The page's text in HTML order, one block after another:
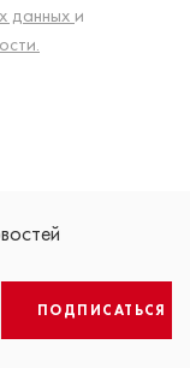
данных и
ПОДПИСАТЬСЯ